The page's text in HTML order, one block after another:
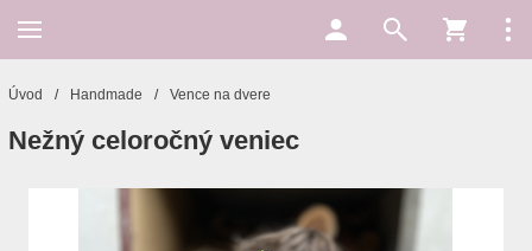
Úvod / Handmade / Vence na dvere
Nežný celoročný veniec